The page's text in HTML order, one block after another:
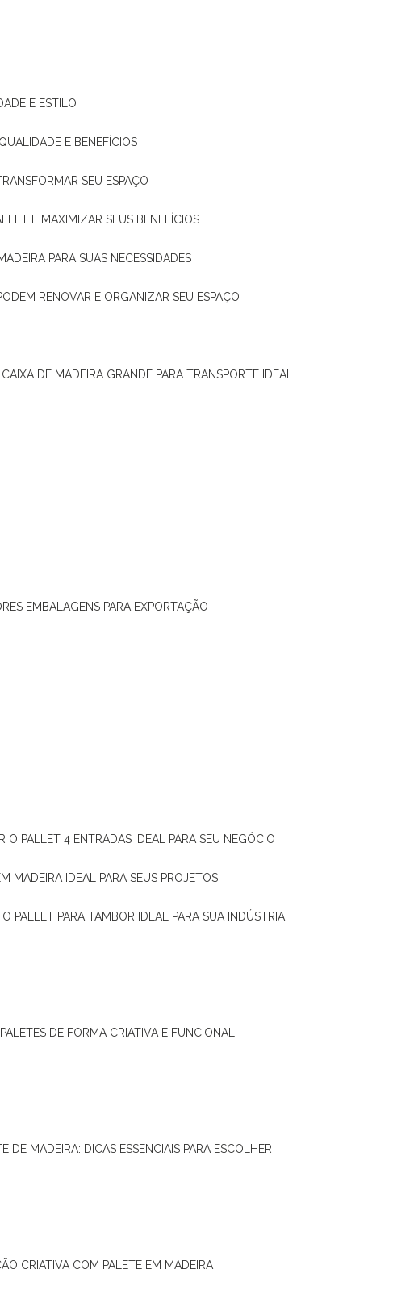
E ESTILO
E BENEFÍCIOS
SEU ESPAÇO
E MAXIMIZAR SEUS BENEFÍCIOS
PARA SUAS NECESSIDADES
RENOVAR E ORGANIZAR SEU ESPAÇO
CAIXA DE MADEIRA GRANDE PARA TRANSPORTE IDEAL
EMBALAGENS PARA EXPORTAÇÃO
O PALLET 4 ENTRADAS IDEAL PARA SEU NEGÓCIO
MADEIRA IDEAL PARA SEUS PROJETOS
O PALLET PARA TAMBOR IDEAL PARA SUA INDÚSTRIA
DE FORMA CRIATIVA E FUNCIONAL
DE MADEIRA: DICAS ESSENCIAIS PARA ESCOLHER
CRIATIVA COM PALETE EM MADEIRA